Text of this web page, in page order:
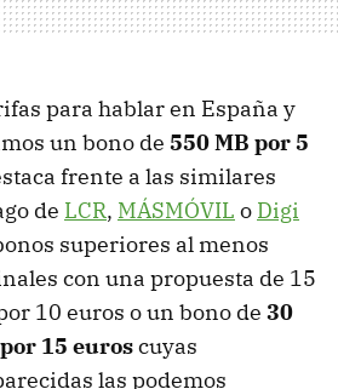
para hablar en España y
un bono de 550 MB por 5
frente a las similares
de LCR, MÁSMÓVIL o Digi
superiores al menos
con una propuesta de 15
10 euros o un bono de 30
15 euroscuyas
las podemos